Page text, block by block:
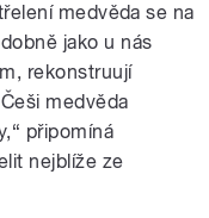
medvěda se na
jako u nás
rekonstruují
medvěda
připomíná
nejblíže ze